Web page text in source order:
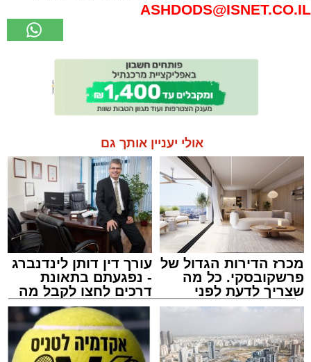
ASHDODS@ISNET.CO.IL
אולי יעניין אותך גם
מכרז הדירות הגדול של
פרשקובסקי. כל מה
שצריך לדעת לפני
שמגישים הצעה לדירה
עורך דין דותן לינדנברג
- נפגעתם בתאונת
דרכים לחצו לקבל מה
שמגיע לכם